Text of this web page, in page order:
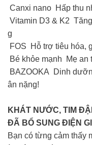
Canxi nano Hấp thu
Vitamin D3 & K2
g
FOS Hỗ trợ tiêu hóa,
Bé khỏe mạnh Mẹ an
BAZOOKA Dinh
ân nặng!
KHÁT NƯỚC, TIM
ĐÃ BỔ SUNG ĐIỆN
Bạn có từng cảm thấy